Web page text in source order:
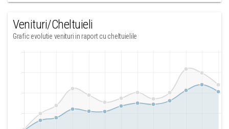
Venituri/Cheltuieli
Grafic evolutie venituri in raport cu cheltuielile